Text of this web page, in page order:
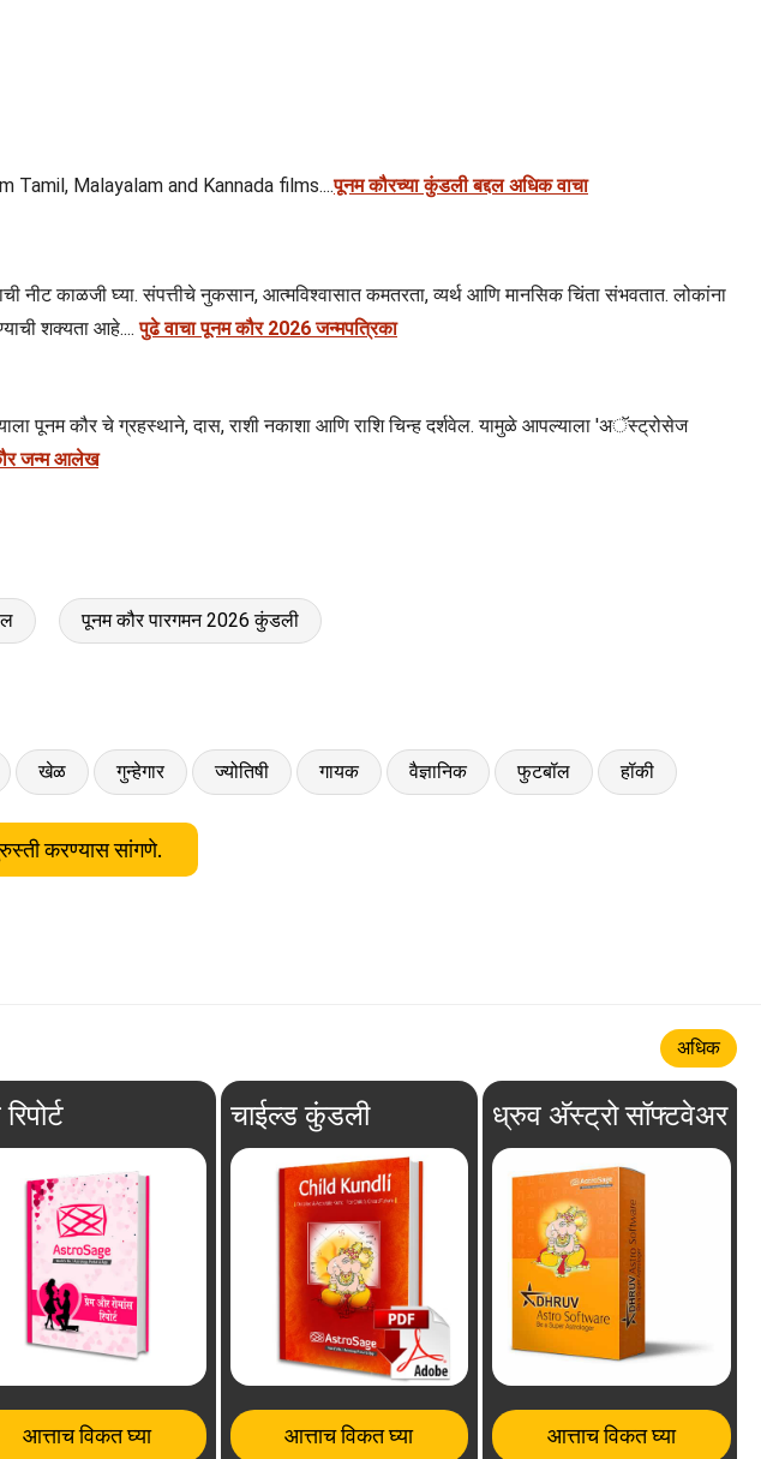
Malayalam and Kannada films....पूनम कौरच्या कुंडली बद्दल अधिक वाचा
नीट काळजी घ्या. संपत्तीचे नुकसान, आत्मविश्वासात कमतरता, व्यर्थ आणि मानसिक चिंता संभवतात. लोकांना
शक्यता आहे....पुढे वाचा पूनम कौर 2026 जन्मपत्रिका
पूनम कौर चे ग्रहस्थाने, दास, राशी नकाशा आणि राशि चिन्ह दर्शवेल. यामुळे आपल्याला 'अॅस्ट्रोसेज
जन्म आलेख
पूनम कौर पारगमन 2026 कुंडली
खेळ गुन्हेगार ज्योतिषी गायक वैज्ञानिक फुटबॉल हॉकी
करण्यास सांगणे.
अधिक
आत्ताच विकत घ्या
चाईल्ड कुंडली
आत्ताच विकत घ्या
ध्रुव अ‍ॅस्ट्रो सॉफ्टवेअर
आत्ताच विकत घ्या